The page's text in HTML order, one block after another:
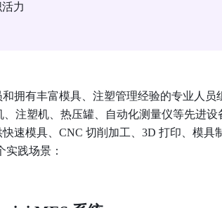
力
拥有丰富模具、注塑管理经验的专业人员
注塑机、热压罐、自动化测量仪等先进设
速模具、CNC 切削加工、3D 打印、模具
践场景：